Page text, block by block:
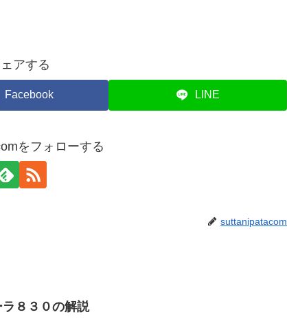
アする
Facebook LINE
をフォローする
suttanipatacom
８３０の解説